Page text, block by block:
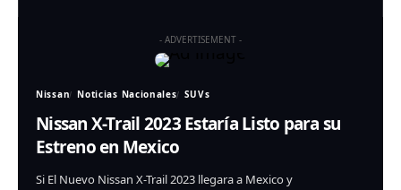
- ADVERTISEMENT -
Nissan Noticias Nacionales SUVs
Nissan X-Trail 2023 Estaría Listo para su
Estreno en Mexico
Si El Nuevo Nissan X-Trail 2023 llegara a Mexico y